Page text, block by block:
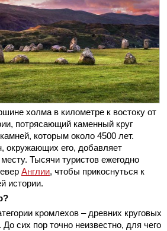
холма в километре к востоку от
потрясающий каменный круг
которым около 4500 лет.
окружающих его, добавляет
Тысячи туристов ежегодно
Англии, чтобы прикоснуться к
истории.
кромлехов – древних круговых
сих пор точно неизвестно, для чего